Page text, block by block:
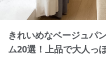
きれいめなベージュパ
ム20選！上品で大人っ